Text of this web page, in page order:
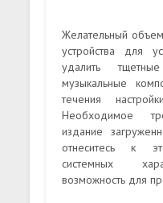
Желательный
устройства для
удалить
музыкальные
течения
Необходимое
издание
отнеситесь к
системных
возможность для